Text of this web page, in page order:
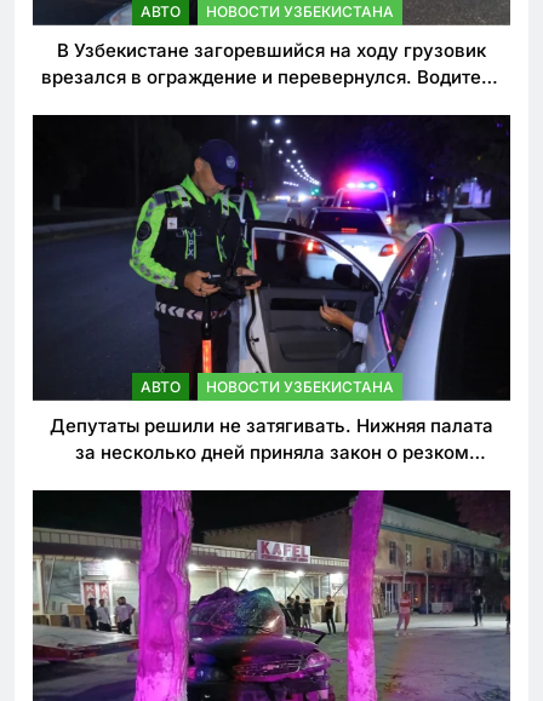
АВТО НОВОСТИ УЗБЕКИСТАНА
В Узбекистане загоревшийся на ходу грузовик
врезался в ограждение и перевернулся. Водитель
АВТО НОВОСТИ УЗБЕКИСТАНА
Депутаты решили не затягивать. Нижняя палата
за несколько дней приняла закон о резком